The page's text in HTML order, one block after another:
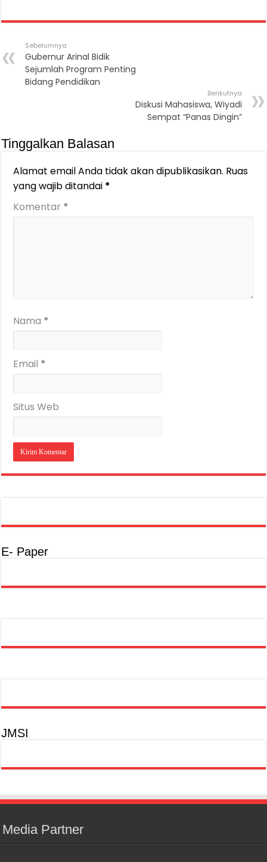
Sebelumnya
Gubernur Arinal Bidik
Sejumlah Program Penting
Bidang Pendidikan
Berikutnya
Diskusi Mahasiswa, Wiyadi
Sempat “Panas Dingin”
Tinggalkan Balasan
Alamat email Anda tidak akan dipublikasikan. Ruas
yang wajib ditandai *
Komentar *
Nama *
Email *
Situs Web
E- Paper
JMSI
Media Partner